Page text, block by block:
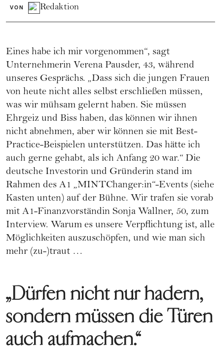
VON Redaktion
Eines habe ich mir vorgenommen“, sagt
Unternehmerin Verena Pausder, 43, während
unseres Gesprächs. „Dass sich die jungen Frauen
von heute nicht alles selbst erschließen müssen,
was wir mühsam gelernt haben. Sie müssen
Ehrgeiz und Biss haben, das können wir ihnen
nicht abnehmen, aber wir können sie mit Best-
Practice-Beispielen unterstützen. Das hätte ich
auch gerne gehabt, als ich Anfang 20 war.“ Die
deutsche Investorin und Gründerin stand im
Rahmen des A1 „MINTChanger:in“-Events (siehe
Kasten unten) auf der Bühne. Wir trafen sie vorab
mit A1-Finanzvorständin Sonja Wallner, 50, zum
Interview. Warum es unsere Verpflichtung ist, alle
Möglichkeiten auszuschöpfen, und wie man sich
mehr (zu-)traut …
„Dürfen nicht nur hadern,
sondern müssen die Türen
auch aufmachen.“